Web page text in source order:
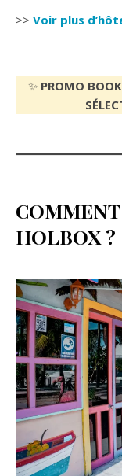
>> Voir plus
✨ PROMO
HOLBOX ?